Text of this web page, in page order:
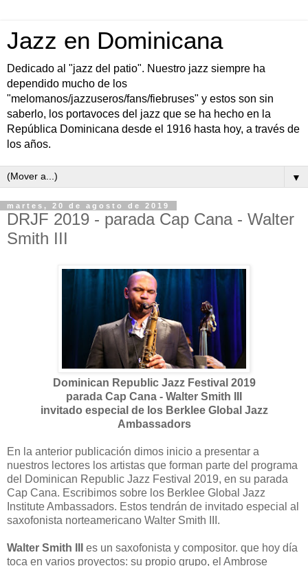
Jazz en Dominicana
Dedicado al "jazz del patio". Nuestro jazz siempre ha
dependido mucho de los
"melomanos/jazzuseros/fans/fiebruses" y estos son sin
saberlo, los portavoces del jazz que se ha hecho en la
República Dominicana desde el 1916 hasta hoy, a través de
los años.
▼
martes, 20 de agosto de 2019
DRJF 2019 - parada Cap Cana - Walter
Smith III
Dominican Republic Jazz Festival 2019
parada Cap Cana - Walter Smith III
invitado especial de los Berklee Global Jazz
Ambassadors
En la anterior publicación dimos inicio a presentar a
nuestros lectores los artistas que forman parte del programa
del Dominican Republic Jazz Festival 2019, en su parada
Cap Cana. Escribimos sobre los Berklee Global Jazz
Institute Ambassadors. Estos tendrán de invitado especial al
saxofonista norteamericano Walter Smith III.
Walter Smith III
es un saxofonista y compositor. que hoy día
toca en varios proyectos: su propio grupo, el Ambrose